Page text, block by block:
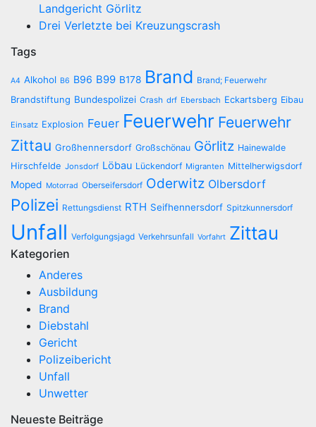
Landgericht Görlitz
Drei Verletzte bei Kreuzungscrash
Tags
A4 Alkohol B6 B96 B99 B178 Brand Brand; Feuerwehr
Brandstiftung Bundespolizei Crash drf Ebersbach Eckartsberg Eibau
Einsatz Explosion Feuer Feuerwehr Feuerwehr
Zittau Großhennersdorf Großschönau Görlitz Hainewalde
Hirschfelde Jonsdorf Löbau Lückendorf Migranten Mittelherwigsdorf
Moped Motorrad Oberseifersdorf Oderwitz Olbersdorf
Polizei Rettungsdienst RTH Seifhennersdorf Spitzkunnersdorf
Unfall Verfolgungsjagd Verkehrsunfall Vorfahrt Zittau
Kategorien
Anderes
Ausbildung
Brand
Diebstahl
Gericht
Polizeibericht
Unfall
Unwetter
Neueste Beiträge